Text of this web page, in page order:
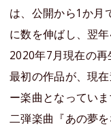
は、公開から1か月
に数を伸ばし、翌
2020年7月現在の
最初の作品が、現
ー楽曲となってい
二弾楽曲『あの夢